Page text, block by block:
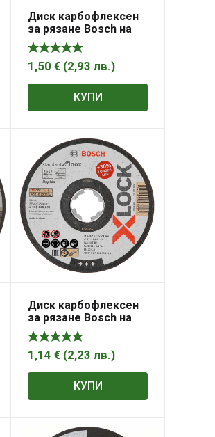
Диск карбофлексен
за рязане Bosch на
метал 125×22.23×2.5
мм, A30 S BF,
вдлъбнат, Expert for
1,50€ (2,93лв.)
КУПИ
Диск карбофлексен
за рязане Bosch на
неръждаема
стомана 125 мм,
22.23 мм, 1 мм,
1,14€ (2,23лв.)
КУПИ